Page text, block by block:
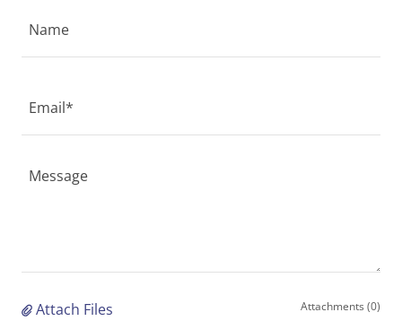
Name
Email*
Attach Files Attachments (0)